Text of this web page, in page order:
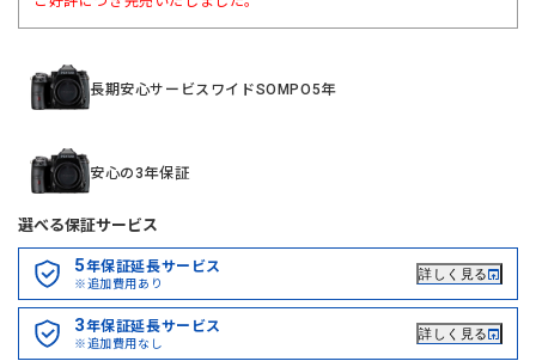
長期安心サービスワイドSOMPO5年
安心の3年保証
選べる保証サービス
5年保証延長サービス
※追加費用あり
詳しく見る
3年保証延長サービス
※追加費用なし
詳しく見る